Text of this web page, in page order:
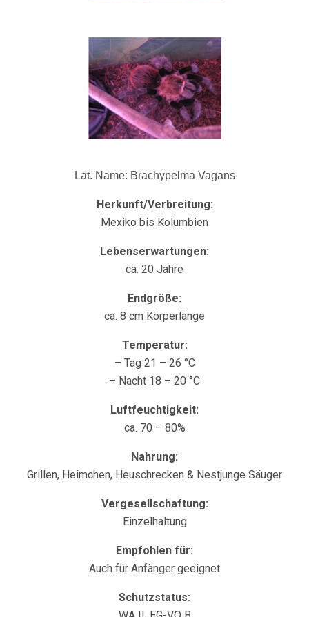
Lat. Name: Brachypelma Vagans
Herkunft/Verbreitung:
Mexiko bis Kolumbien
Lebenserwartungen:
ca. 20 Jahre
Endgröße:
ca. 8 cm Körperlänge
Temperatur:
– Tag 21 – 26 °C
– Nacht 18 – 20 °C
Luftfeuchtigkeit:
ca. 70 – 80%
Nahrung:
Grillen, Heimchen, Heuschrecken & Nestjunge Säuger
Vergesellschaftung:
Einzelhaltung
Empfohlen für:
Auch für Anfänger geeignet
Schutzstatus: